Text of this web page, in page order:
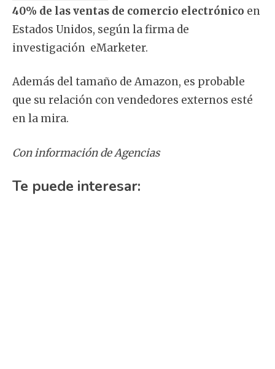
40% de las ventas de comercio electrónico en
Estados Unidos, según la firma de
investigación eMarketer.
Además del tamaño de Amazon, es probable
que su relación con vendedores externos esté
en la mira.
Con información de Agencias
Te puede interesar: